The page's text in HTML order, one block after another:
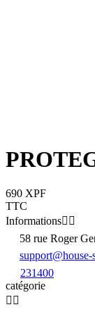
690 XPF
TTC
Informations 
58 rue Roger
support@house-
231400
catégorie
 